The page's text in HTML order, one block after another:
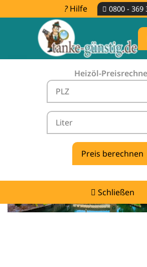
Hilfe 0800 - 369
Heizöl-
Schließen
Heizölpreise Bubenreuth -
vergleichen & günstig tanken